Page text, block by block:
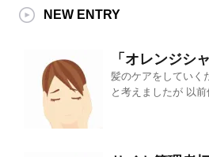
NEW ENTRY
「オレンジシ
髪のケアをしていく
と考えましたが 以前